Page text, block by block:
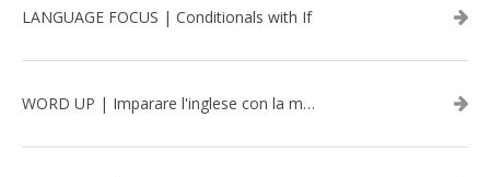
LANGUAGE FOCUS | Conditionals with If
WORD UP | Imparare l'inglese con la musica: David Bowie